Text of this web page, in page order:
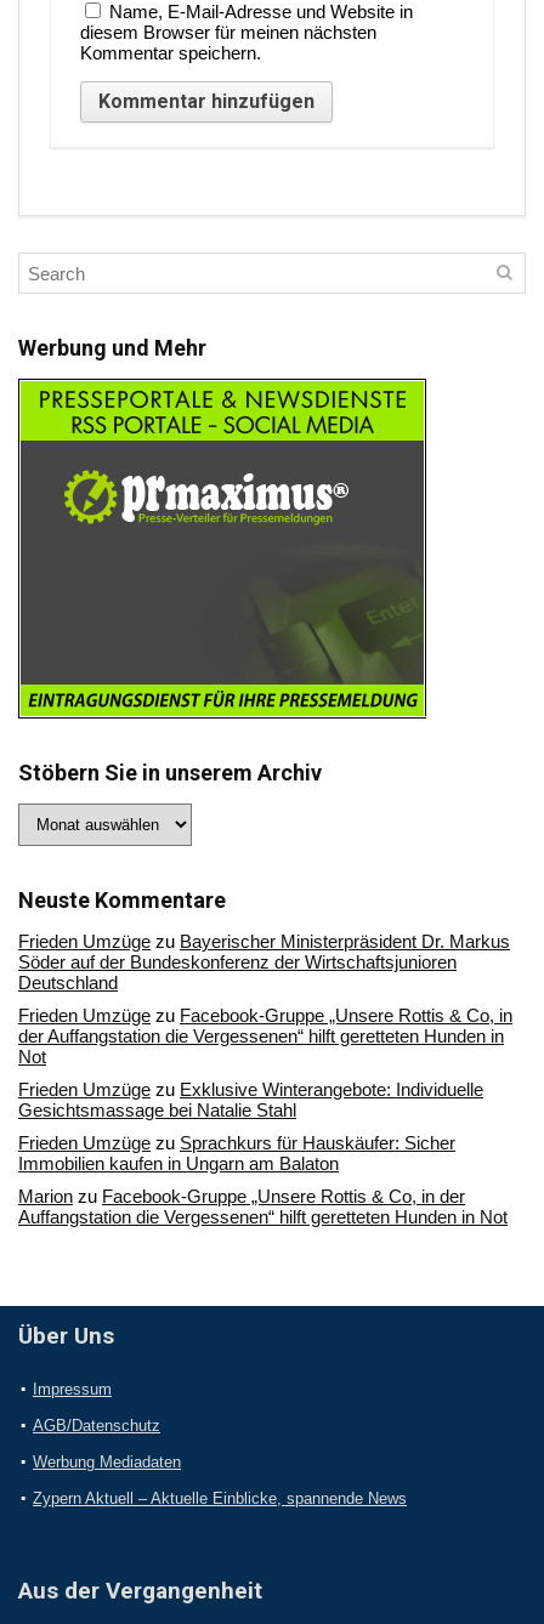
Name, E-Mail-Adresse und Website in
diesem Browser für meinen nächsten
Kommentar speichern.
Werbung und Mehr
Stöbern Sie in unserem Archiv
Sie
Archiv
Neuste Kommentare
Frieden Umzüge zu Bayerischer Ministerpräsident Dr. Markus
Söder auf der Bundeskonferenz der Wirtschaftsjunioren
Deutschland
Frieden Umzüge zu Facebook-Gruppe „Unsere Rottis & Co, in
der Auffangstation die Vergessenen“ hilft geretteten Hunden in
Not
Frieden Umzüge zu Exklusive Winterangebote: Individuelle
Gesichtsmassage bei Natalie Stahl
Frieden Umzüge zu Sprachkurs für Hauskäufer: Sicher
Immobilien kaufen in Ungarn am Balaton
Marion zu Facebook-Gruppe „Unsere Rottis & Co, in der
Auffangstation die Vergessenen“ hilft geretteten Hunden in Not
Über Uns
Impressum
AGB/Datenschutz
Werbung Mediadaten
Zypern Aktuell – Aktuelle Einblicke, spannende News
Aus der Vergangenheit